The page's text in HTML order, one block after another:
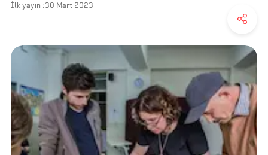
İlk yayın :30 Mart 2023